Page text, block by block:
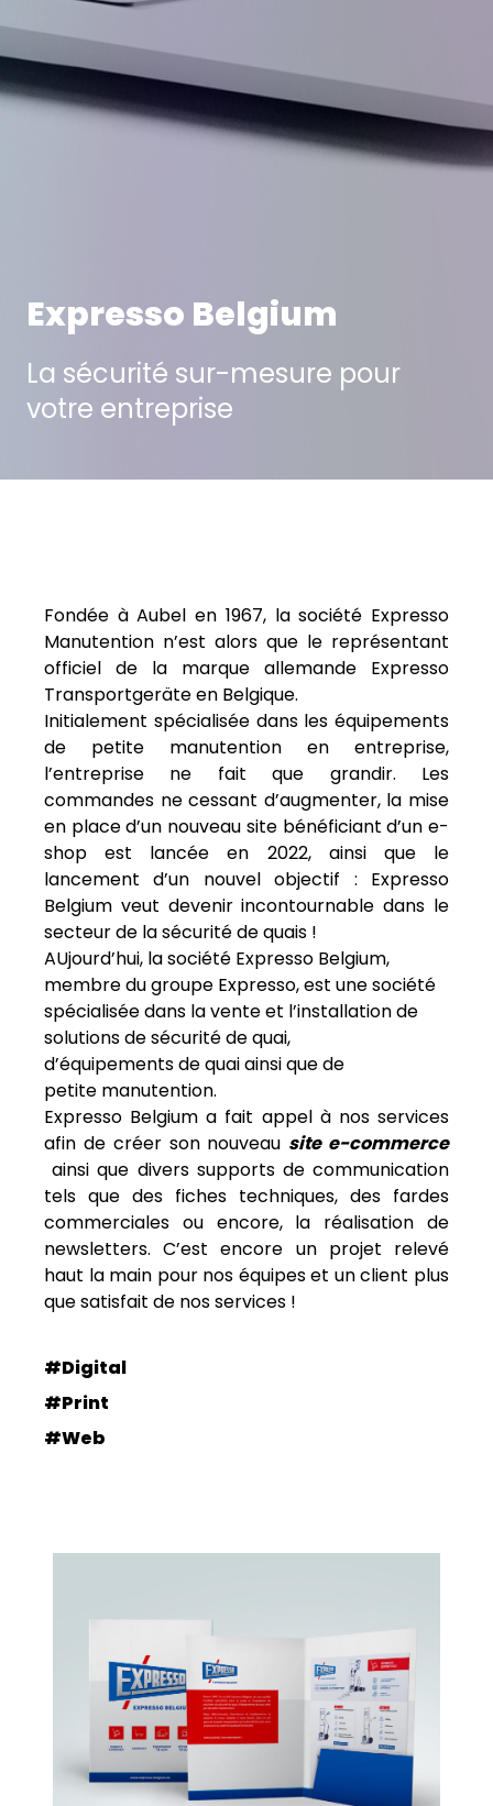
Expresso Belgium
La sécurité sur-mesure pour
votre entreprise
#Digital
#Print
#Web
Fondée à Aubel en 1967, la société Expresso
Manutention n’est alors que le représentant
officiel de la marque allemande Expresso
Transportgeräte en Belgique.
Initialement spécialisée dans les équipements
de petite manutention en entreprise,
l’entreprise ne fait que grandir. Les
commandes ne cessant d’augmenter, la mise
en place d’un nouveau site bénéficiant d’un e-
shop est lancée en 2022, ainsi que le
lancement d’un nouvel objectif : Expresso
Belgium veut devenir incontournable dans le
secteur de la sécurité de quais !
AUjourd’hui, la société Expresso Belgium,
membre du groupe Expresso, est une société
spécialisée dans la vente et l’installation de
solutions de sécurité de quai,
d’équipements de quai ainsi que de
petite manutention.
Expresso Belgium a fait appel à nos services
afin de créer son nouveau site e-commerce
ainsi que divers supports de communication
tels que des fiches techniques, des fardes
commerciales ou encore, la réalisation de
newsletters. C’est encore un projet relevé
haut la main pour nos équipes et un client plus
que satisfait de nos services !